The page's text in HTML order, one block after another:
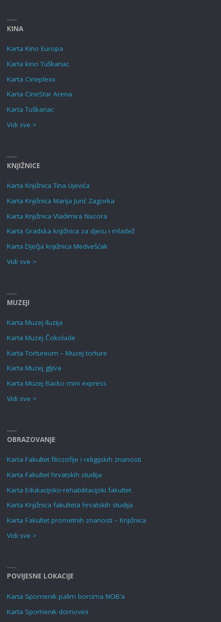
KINA
Karta Kino Europa
Karta kino Tuškanac
Karta Cineplexx
Karta CineStar Arena
Karta Tuškanac
Vidi sve >
KNJIŽNICE
Karta Knjižnica Tina Ujevića
Karta Knjižnica Marija Jurić Zagorka
Karta Knjižnica Vladimira Nazora
Karta Gradska knjižnica za djecu i mladež
Karta Dječja knjižnica Medvešćak
Vidi sve >
MUZEJI
Karta Muzej Iluzija
Karta Muzej Čokolade
Karta Tortureum – Muzej torture
Karta Muzej gljiva
Karta Muzej Backo mini express
Vidi sve >
OBRAZOVANJE
Karta Fakultet filozofije i religijskih znanosti
Karta Fakultet hrvatskih studija
Karta Edukacijsko-rehabilitacijski fakultet
Karta Knjižnica fakulteta hrvatskih studija
Karta Fakultet prometnih znanosti – Knjižnica
Vidi sve >
POVIJESNE LOKACIJE
Karta Spomenik palim borcima NOB’a
Karta Spomenik domovini